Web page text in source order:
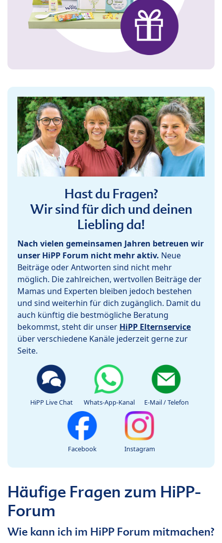
Hast du Fragen?
Wir sind für dich und deinen
Liebling da!
Nach vielen gemeinsamen Jahren betreuen wir
unser HiPP Forum nicht mehr aktiv. Neue
Beiträge oder Antworten sind nicht mehr
möglich. Die zahlreichen, wertvollen Beiträge der
Mamas und Experten bleiben jedoch bestehen
und sind weiterhin für dich zugänglich. Damit du
auch künftig die bestmögliche Beratung
bekommst, steht dir unser HiPP Elternservice
über verschiedene Kanäle jederzeit gerne zur
Seite.
HiPP Live Chat Whats-App-Kanal E-Mail / Telefon
Facebook Instagram
Häufige Fragen zum HiPP-
Forum
Wie kann ich im HiPP Forum mitmachen?